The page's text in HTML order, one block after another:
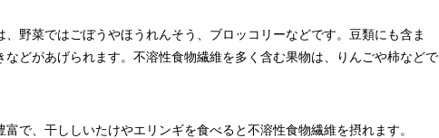
野菜ではごぼうやほうれんそう、ブロッコリーなどです。豆類にも含ま
どがあげられます。不溶性食物繊維を多く含む果物は、りんごや柿などで
で、干ししいたけやエリンギを食べると不溶性食物繊維を摂れます。